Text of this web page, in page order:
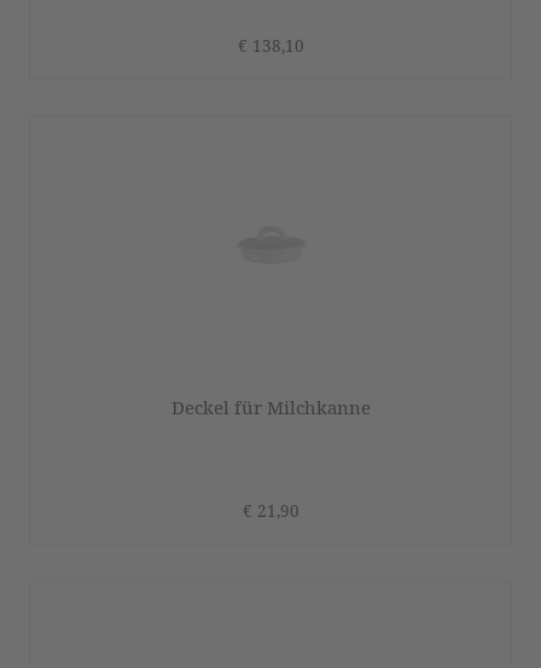
€ 138,10
Deckel für Milchkanne
€ 21,90